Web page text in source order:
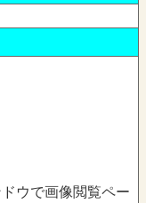
ウで画像閲覧ペー